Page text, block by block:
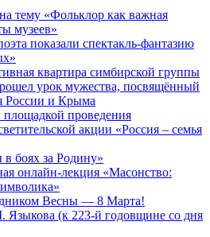
тему «Фольклор как важная
музеев»
показали спектакль-фантазию
квартира симбирской группы
урок мужества, посвящённый
России и Крыма
площадкой проведения
акции «Россия – семья
боях за Родину»
онлайн-лекция «Масонство:
Весны — 8 Марта!
(к 223-й годовщине со дня